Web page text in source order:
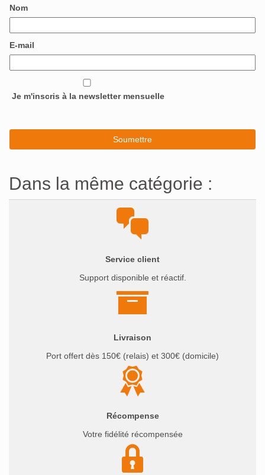
Nom
E-mail
Je m'inscris à la newsletter mensuelle
Dans la même catégorie :
Service client
Support disponible et réactif.
Livraison
Port offert dès 150€ (relais) et 300€ (domicile)
Récompense
Votre fidélité récompensée